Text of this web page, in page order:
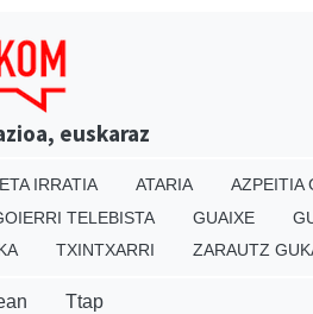
euskaraz
IRRATIA ATARIA AZPEITIA
TELEBISTA GUAIXE
TXINTXARRI ZARAUTZ
Ttap